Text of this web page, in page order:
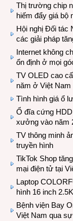
Thị trường chip
hiếm đẩy giá bộ
Hội nghị Đối tác
các giải pháp
Internet không
ổn định ở mọi
TV OLED cao
năm ở Việt Nam
Tình hình giá ổ
Ổ đĩa cứng
xưởng vào năm
TV thông minh
truyền hình
TikTok Shop
mại điện tử tại
Laptop
hình 16 inch 2.5K
Bệnh viện Bay
Việt Nam qua